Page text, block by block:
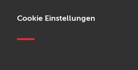
Cookie Einstellungen